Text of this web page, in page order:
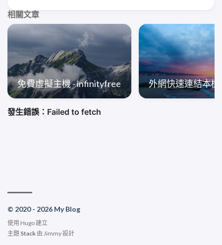
相關文章
免費虛擬主機 - infinityfree 外網快速連結本
© 2020 - 2026 My Blog
使用 Hugo建立
主題 Stack 由 Jimmy設計